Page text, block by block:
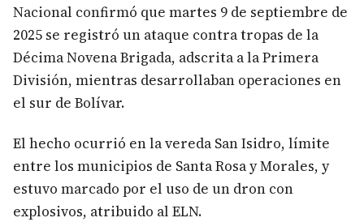
Nacional confirmó que martes 9 de septiembre de
2025 se registró un ataque contra tropas de la
Décima Novena Brigada, adscrita a la Primera
División, mientras desarrollaban operaciones en
el sur de Bolívar.
El hecho ocurrió en la vereda San Isidro, límite
entre los municipios de Santa Rosa y Morales, y
estuvo marcado por el uso de un dron con
explosivos, atribuido al ELN.